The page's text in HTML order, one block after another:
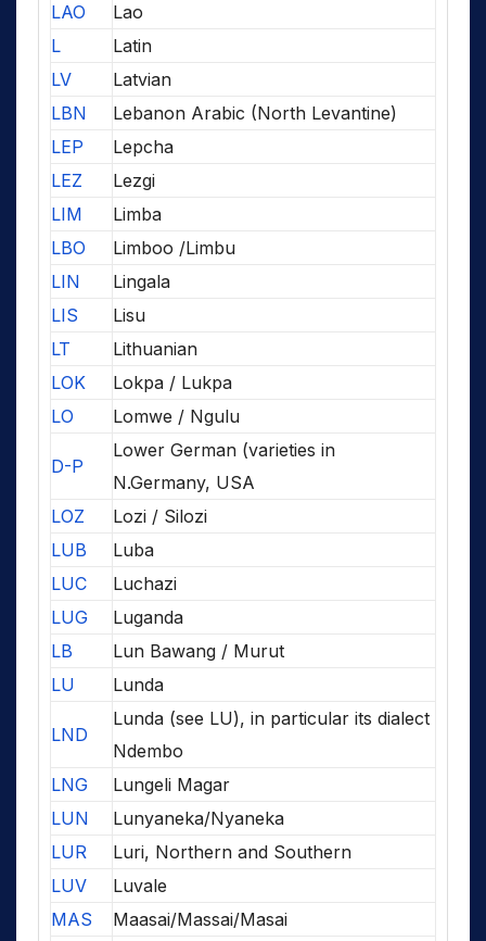
LAO
Lao
L
Latin
LV
Latvian
LBN
Lebanon Arabic (North Levantine)
LEP
Lepcha
LEZ
Lezgi
LIM
Limba
LBO
Limboo /Limbu
LIN
Lingala
LIS
Lisu
LT
Lithuanian
LOK
Lokpa / Lukpa
LO
Lomwe / Ngulu
D-P
Lower German (varieties in
N.Germany, USA
LOZ
Lozi / Silozi
LUB
Luba
LUC
Luchazi
LUG
Luganda
LB
Lun Bawang / Murut
LU
Lunda
LND
Lunda (see LU), in particular its dialect
Ndembo
LNG
Lungeli Magar
LUN
Lunyaneka/Nyaneka
LUR
Luri, Northern and Southern
LUV
Luvale
MAS
Maasai/Massai/Masai